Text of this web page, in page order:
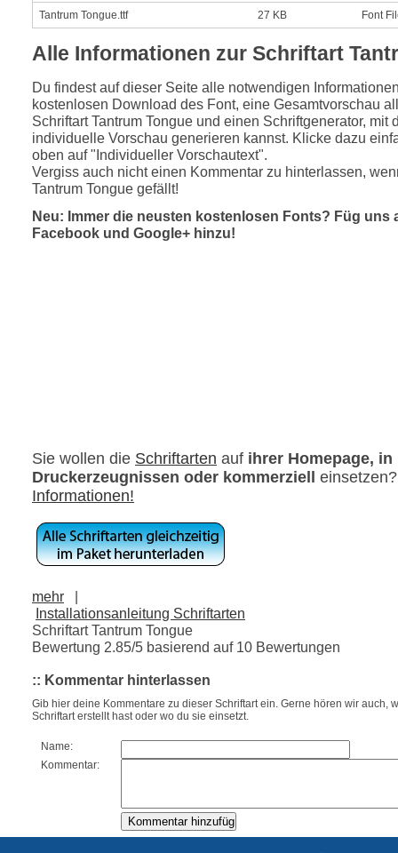
Tantrum Tongue.ttf 27 KB Font
Alle Informationen zur Schriftart
Du findest auf dieser Seite alle notwendigen
kostenlosen Download des Font, eine Gesamtvorschau
Schriftart Tantrum Tongue und einen Schriftgenerator, mit
individuelle Vorschau generieren kannst. Klicke dazu
oben auf "Individueller Vorschautext".
Vergiss auch nicht einen Kommentar zu hinterlassen,
Tantrum Tongue gefällt!
Neu: Immer die neusten kostenlosen Fonts? Füg uns
Facebook und Google+ hinzu!
Sie wollen die Schriftarten auf ihrer Homepage, in
Druckerzeugnissen oder kommerziell
Informationen!
mehr
|
Installationsanleitung Schriftarten
Schriftart Tantrum Tongue
Bewertung 2.85/5 basierend auf 10 Bewertungen
:: Kommentar hinterlassen
Gib hier deine Kommentare zu dieser Schriftart ein. Gerne hören wir auch,
Schriftart erstellt hast oder wo du sie einsetzt.
Name:
Kommentar: